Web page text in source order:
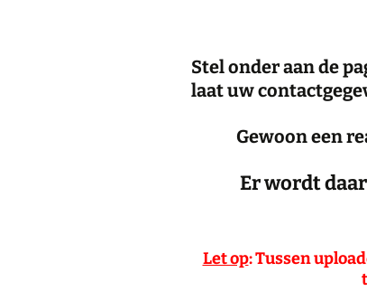
Stel onder aan de
laat uw
Gewoon een
Er wordt
Let op: Tussen